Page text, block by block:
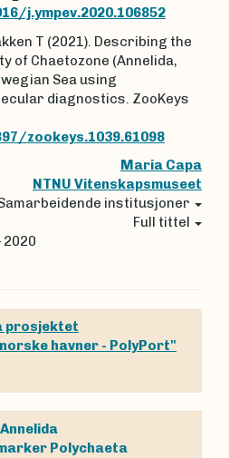
j.ympev.2020.106852
T (2021). Describing the
of Chaetozone (Annelida,
Sea using
diagnostics. ZooKeys
zookeys.1039.61098
Maria Capa
NTNU Vitenskapsmuseet
institusjoner
Full tittel
2020
prosjektet
havner - PolyPort"
Annelida
Polychaeta